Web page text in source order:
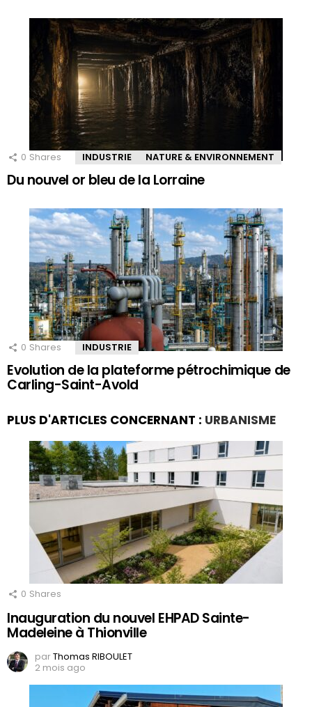
0 Shares INDUSTRIE NATURE & ENVIRONNEMENT
Du nouvel or bleu de la Lorraine
0 Shares INDUSTRIE
Evolution de la plateforme pétrochimique de
Carling-Saint-Avold
PLUS D'ARTICLES CONCERNANT : URBANISME
0 Shares
Inauguration du nouvel EHPAD Sainte-
Madeleine à Thionville
parThomas RIBOULET
2 mois ago